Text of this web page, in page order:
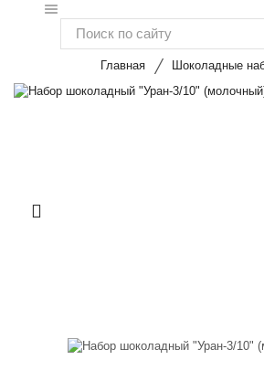
Search
Главная / Шоколадные